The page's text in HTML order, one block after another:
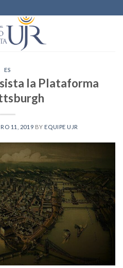
ES
la Plataforma
11, 2019 BY EQUIPE UJR